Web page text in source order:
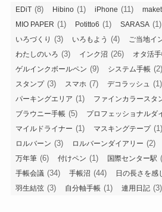
EDiT (8) Hibino (1) iPhone (11)
MIO PAPER (1) Potitto6 (1) SARASA (1)
いろづくり (3) いろもよう (4) ご当地イ
わたしのいろ (3) インク沼 (26) オタ活
ゲルインクボールペン (9) システム手帳 (2)
スタンプ(3) スマホ (7) デコラッシュ (1)
パーキングエリア (1) ファインカラースタ
ブラウニー手帳 (5) プロフェッショナルダ
マイルドライナー (1) マスキングテープ(1)
ロルバーン (3) ロルバーンダイアリー (2)
万年筆 (6) 付けペン (1) 国際センター駅
手帳会議 (34) 手帳沼 (44) 日の長さを感
羽生結弦 (3) 自分軸手帳 (1) 連用日記 (3)